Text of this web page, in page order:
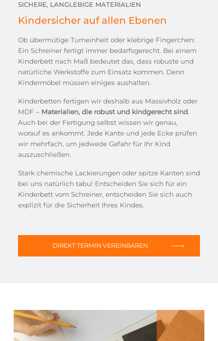
SICHERE, LANGLEBIGE MATERIALIEN
Kindersicher auf allen Ebenen
Ob übermütige Turneinheit oder klebrige Fingerchen:
Ein Schreiner fertigt immer bedarfsgerecht. Bei einem
Kinderbett nach Maß bedeutet das, dass robuste und
natürliche Werkstoffe zum Einsatz kommen. Denn
Kindermöbel müssen einiges aushalten.
Kinderbetten fertigen wir deshalb aus Massivholz oder
MDF – Materialien, die robust und kindgerecht sind.
Auch bei der Fertigung selbst wissen wir genau,
worauf es ankommt. Jede Kante und jede Ecke prüfen
wir mehrfach, um jedwede Gefahr für Ihr Kind
auszuschließen.
Stark chemische Lackierungen oder spitze Kanten sind
bei uns natürlich tabu! Entscheiden Sie sich für ein
Kinderbett vom Schreiner, entscheiden Sie sich auch
explizit für die Sicherheit Ihres Kindes.
DIREKT TERMIN VEREINBAREN